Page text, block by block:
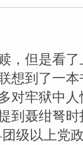
，但是看
想到了一
对牢狱中
到聂绀弩
级以上党